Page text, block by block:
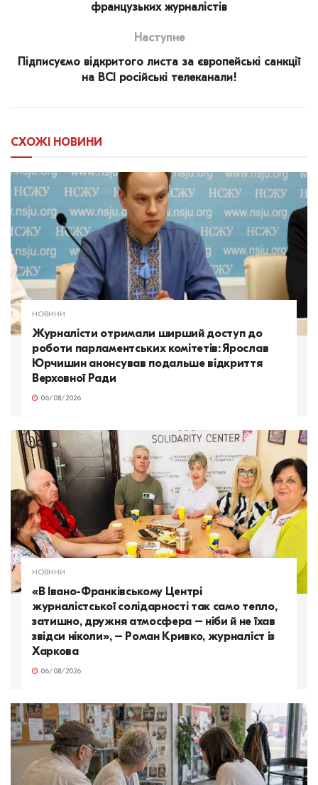
французьких журналістів
Наступне
Підписуємо відкритого листа за європейські санкції
на ВСІ російські телеканали!
СХОЖІ НОВИНИ
НОВИНИ
Журналісти отримали ширший доступ до
роботи парламентських комітетів: Ярослав
Юрчишин анонсував подальше відкриття
Верховної Ради
06/08/2026
НОВИНИ
«В Івано-Франківському Центрі
журналістської солідарності так само тепло,
затишно, дружня атмосфера – ніби й не їхав
звідси ніколи», – Роман Кривко, журналіст із
Харкова
06/08/2026